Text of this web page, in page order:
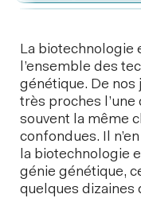
La biotechnologie
l’ensemble des
génétique. De nos
très proches l’une
souvent la même
confondues. Il
la biotechnologie
génie génétique,
quelques dizaines